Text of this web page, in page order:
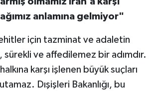
anlamına gelmiyor"
için tazminat ve adaletin
sürekli ve affedilemez bir adımdır.
karşı işlenen büyük suçları
Dışişleri Bakanlığı, bu